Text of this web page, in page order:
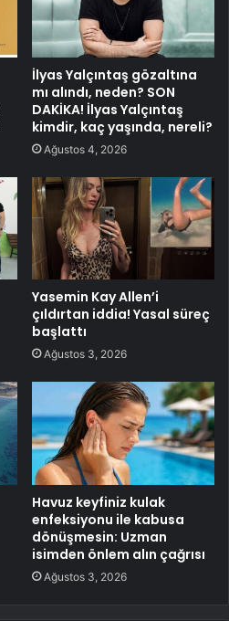
İlyas Yalçıntaş gözaltına
mı alındı, neden? SON
DAKİKA! İlyas Yalçıntaş
kimdir, kaç yaşında, nereli?
Ağustos 4, 2026
Yasemin Kay Allen’i
çıldırtan iddia! Yasal süreç
başlattı
Ağustos 3, 2026
Havuz keyfiniz kulak
enfeksiyonu ile kabusa
dönüşmesin: Uzman
isimden önlem alın çağrısı
Ağustos 3, 2026